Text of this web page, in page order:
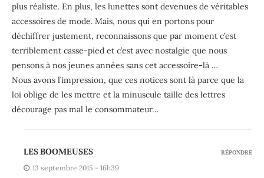
plus réaliste. En plus, les lunettes sont devenues de véritables
accessoires de mode. Mais, nous qui en portons pour
déchiffrer justement, reconnaissons que par moment c’est
terriblement casse-pied et c’est avec nostalgie que nous
pensons à nos jeunes années sans cet accessoire-là …
Nous avons l’impression, que ces notices sont là parce que la
loi oblige de les mettre et la minuscule taille des lettres
décourage pas mal le consommateur…
LES BOOMEUSES
13 septembre 2015 - 16h39
RÉPONDRE